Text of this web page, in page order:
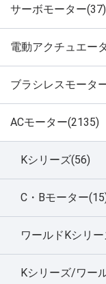
サーボモーター(37)
電動アクチュエー
ブラシレスモータ
ACモーター(2135)
Kシリーズ(56)
C・Bモーター
ワールドKシリ
Kシリーズ/ワー